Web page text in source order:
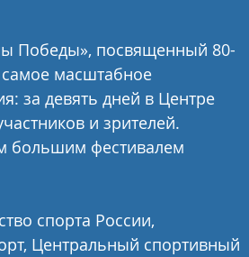
Победы», посвященный 80-
масштабное
за девять дней в Центре
и зрителей.
большим фестивалем
спорта России,
Центральный спортивный